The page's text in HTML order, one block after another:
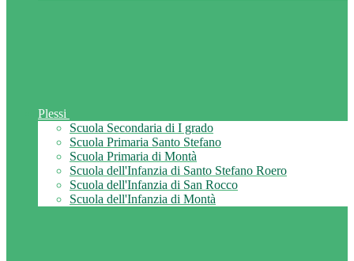
Plessi
Scuola Secondaria di I grado
Scuola Primaria Santo Stefano
Scuola Primaria di Montà
Scuola dell'Infanzia di Santo Stefano Roero
Scuola dell'Infanzia di San Rocco
Scuola dell'Infanzia di Montà